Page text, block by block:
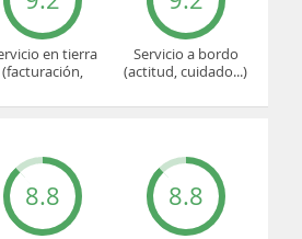
en tierra
(facturación,
Servicio a bordo
(actitud, cuidado...)
8.8 8.8